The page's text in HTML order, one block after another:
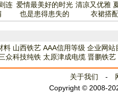
连 爱情最美好的时光
也是患得患失的
清凉又优雅
衣裙搭
料 山西铁艺 AAA信用等级 企业网站
众科技纯铁 太原津成电缆 晋鹏铁艺
关于我们 -
Copyright © 2008-